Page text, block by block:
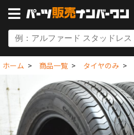
ホーム 商品一覧 タイヤのみ